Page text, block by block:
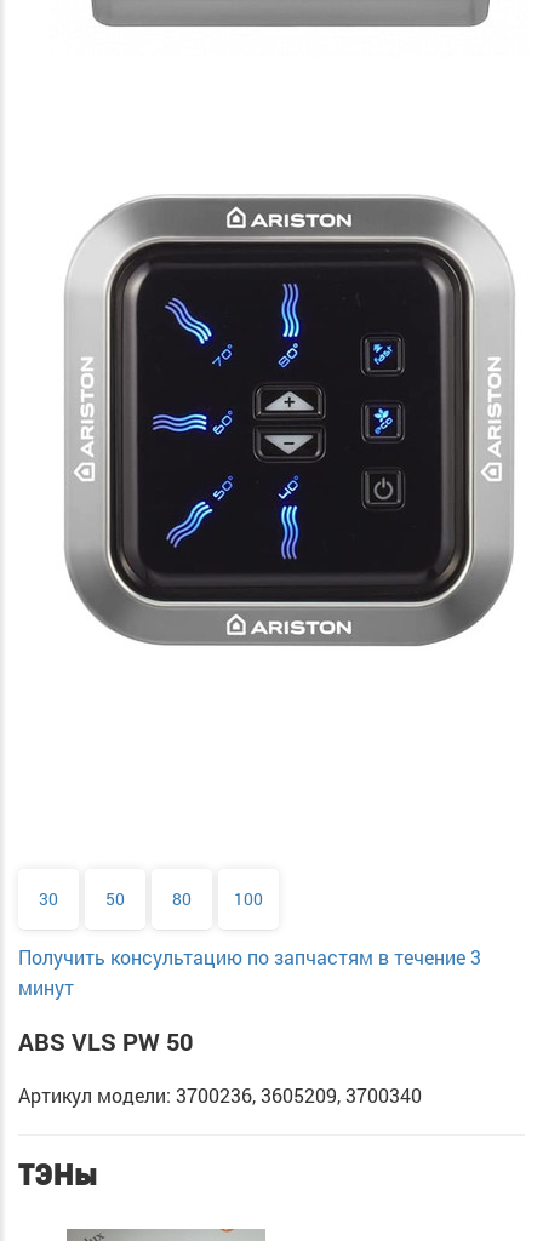
30 50 80 100
Получить консультацию по запчастям в течение 3
минут
ABS VLS PW 50
Артикул модели: 3700236, 3605209, 3700340
ТЭНы